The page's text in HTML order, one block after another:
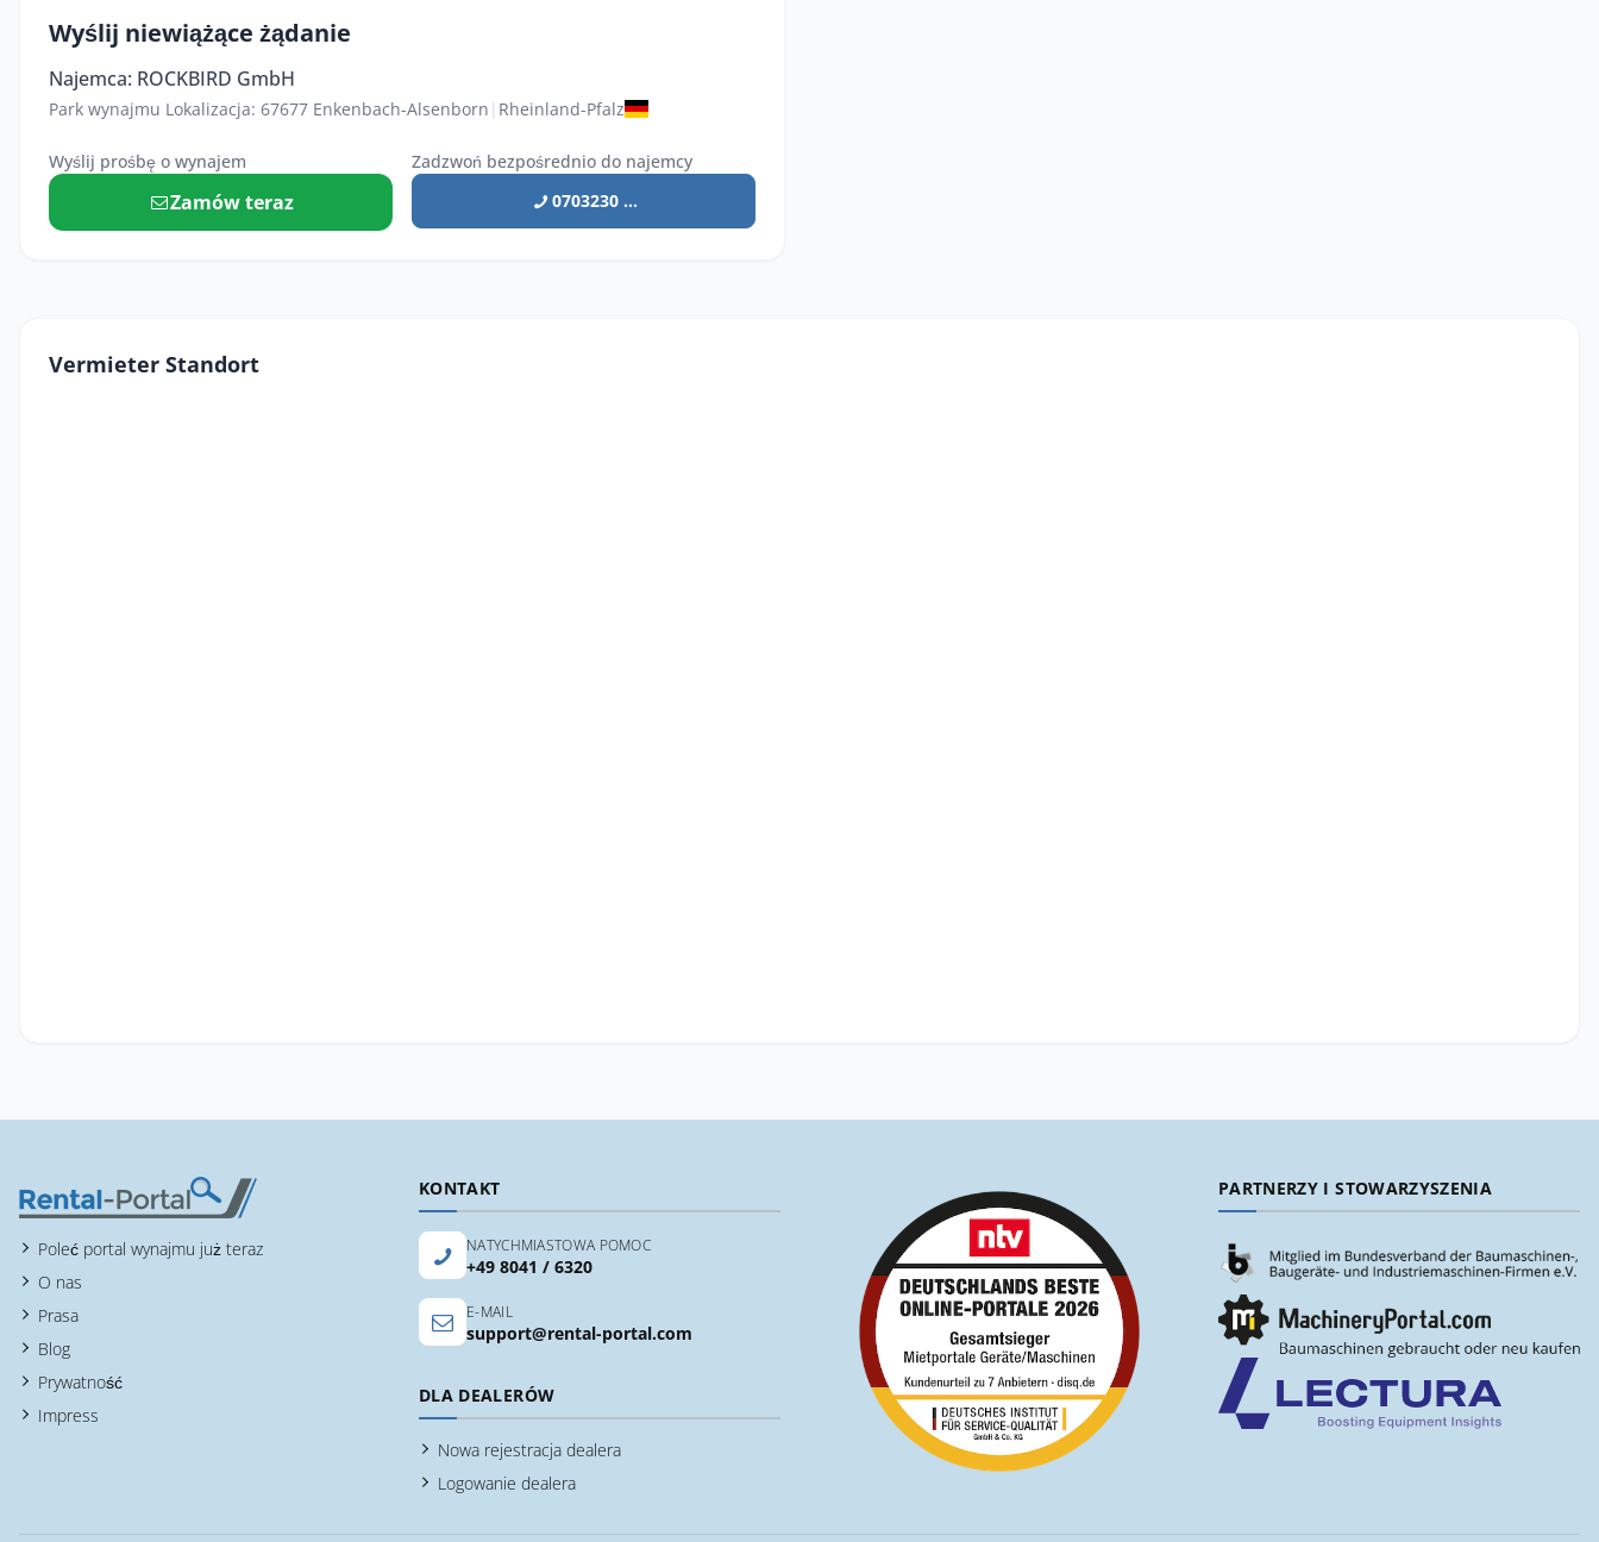
Wyślij niewiążące żądanie
Najemca: ROCKBIRD GmbH
Park wynajmu Lokalizacja: 67677 Enkenbach-Alsenborn | Rheinland-Pfalz
Wyślij prośbę o wynajem
Zamów teraz
Zadzwoń bezpośrednio do najemcy
0703230 ...
Vermieter Standort
Poleć portal wynajmu już teraz
O nas
Prasa
Blog
Prywatność
Impress
KONTAKT
NATYCHMIASTOWA POMOC
+49 8041 / 6320
E-MAIL
support@rental-portal.com
DLA DEALERÓW
Nowa rejestracja dealera
Logowanie dealera
PARTNERZY I STOWARZYSZENIA